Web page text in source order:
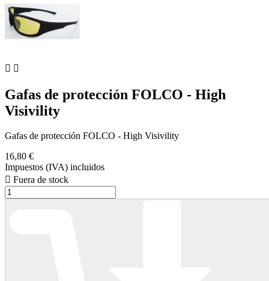
 
Gafas de protección FOLCO - High
Visivility
Gafas de protección FOLCO - High Visivility
16,80 €
Impuestos (IVA) incluidos
 Fuera de stock